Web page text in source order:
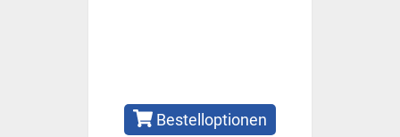
Bestelloptionen